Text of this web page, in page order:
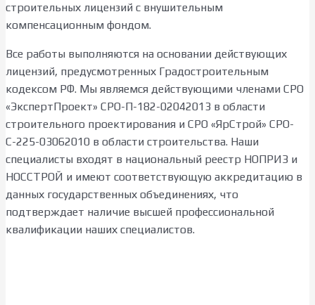
строительных лицензий с внушительным
компенсационным фондом.
Все работы выполняются на основании действующих
лицензий, предусмотренных Градостроительным
кодексом РФ. Мы являемся действующими членами СРО
«ЭкспертПроект» СРО-П-182-02042013 в области
строительного проектирования и СРО «ЯрСтрой» СРО-
С-225-03062010 в области строительства. Наши
специалисты входят в национальный реестр НОПРИЗ и
НОССТРОЙ и имеют соответствующую аккредитацию в
данных государственных объединениях, что
подтверждает наличие высшей профессиональной
квалификации наших специалистов.